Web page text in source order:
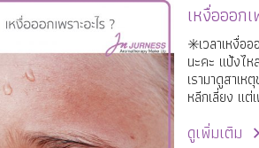
เหงื่อออก
✳️เวลาเหงื่อ
นะคะ แป้งไห
เรามาดูสาเห
หลีกเลี่ยง แต่
นะคะ
ดูเพิ่มเติม